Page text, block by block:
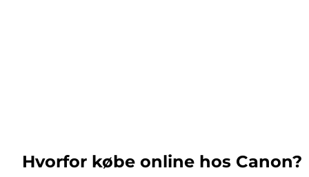
Hvorfor købe online hos Canon?